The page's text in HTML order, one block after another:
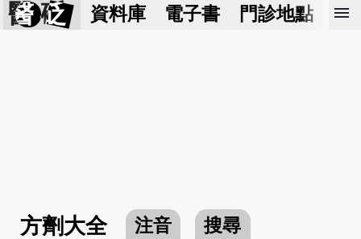
醫 砭 資料庫 電子書 門診地點 預
menu
方劑大全 注音
搜尋